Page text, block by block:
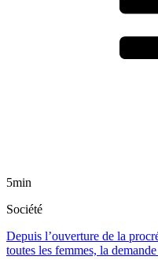
5min
Société
Depuis l’ouverture de la
toutes les femmes, la